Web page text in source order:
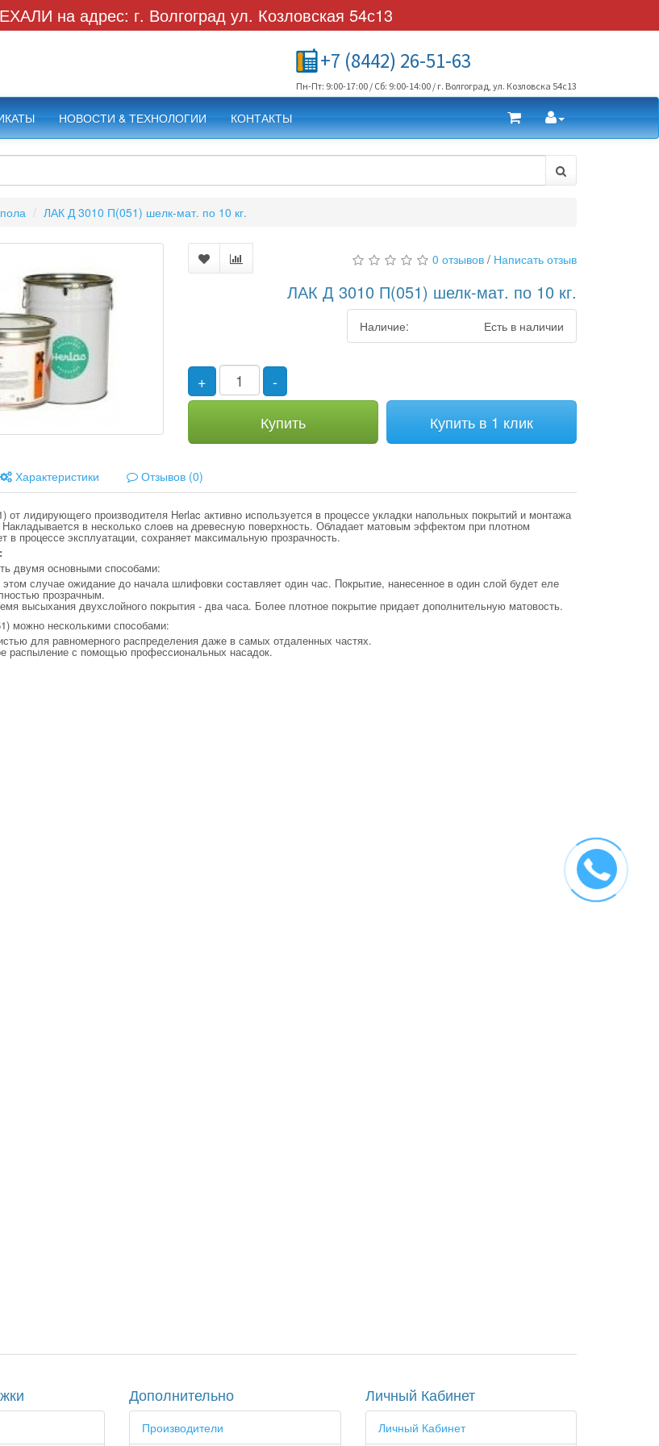
на адрес: г. Волгоград ул. Козловская 54с13
+7 (8442) 26-51-63
Пн-Пт: 9:00-17:00 / Сб: 9:00-14:00 / г. Волгоград, ул. Козловска 54с13
НОВОСТИ & ТЕХНОЛОГИИ КОНТАКТЫ
ЛАК Д 3010 П(051) шелк-мат. по 10 кг.
0 отзывов / Написать отзыв
ЛАК Д 3010 П(051) шелк-мат. по 10 кг.
Наличие: Есть в наличии
+
-
Купить
Купить в 1 клик
Характеристики Отзывов (0)
от лидирующего производителя Herlac активно используется в процессе укладки напольных покрытий и монтажа
в несколько слоев на древесную поверхность. Обладает матовым эффектом при плотном
в процессе эксплуатации, сохраняет максимальную прозрачность.
двумя основными способами:
случае ожидание до начала шлифовки составляет один час. Покрытие, нанесенное в один слой будет еле
прозрачным.
высыхания двухслойного покрытия - два часа. Более плотное покрытие придает дополнительную матовость.
можно несколькими способами:
для равномерного распределения даже в самых отдаленных частях.
распыление с помощью профессиональных насадок.
Дополнительно
Производители
Личный Кабинет
Личный Кабинет